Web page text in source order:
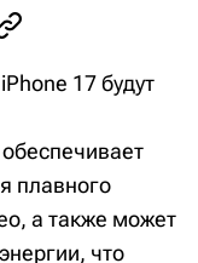
17 будут
плавного
а также может
что